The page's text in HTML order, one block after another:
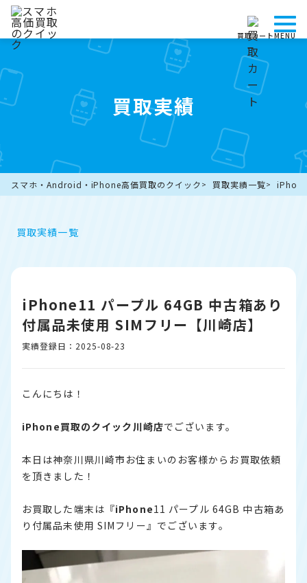
買取カートMENU
買取実績
スマホ・Android・iPhone高価買取のクイック 買取実績一覧
買取実績一覧
iPhone11 パープル 64GB 中古箱あり
付属品未使用 SIMフリー【川崎店】
実績登録日：2025-08-23
こんにちは！
iPhone買取のクイック川崎店でございます。
本日は神奈川県川崎市お住まいのお客様からお買取依頼
を頂きました！
お買取した端末は『iPhone11 パープル 64GB 中古箱あ
り付属品未使用 SIMフリー』でございます。